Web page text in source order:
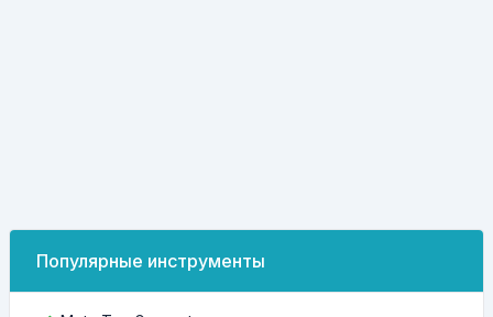
Популярные инструменты